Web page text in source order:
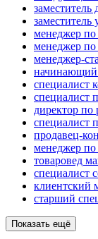
заместитель
менеджер
менеджер по
менеджер-
начинающий
специалист
специалист
директор
специалист
продавец-
менеджер
товаровед
специалист
клиентский
старший
Показать ещё